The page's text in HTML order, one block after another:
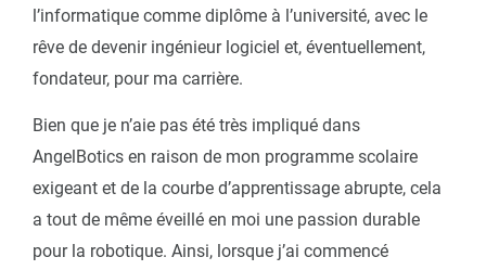
l’informatique comme diplôme à l’université, avec le
rêve de devenir ingénieur logiciel et, éventuellement,
fondateur, pour ma carrière.
Bien que je n’aie pas été très impliqué dans
AngelBotics en raison de mon programme scolaire
exigeant et de la courbe d’apprentissage abrupte, cela
a tout de même éveillé en moi une passion durable
pour la robotique. Ainsi, lorsque j’ai commencé